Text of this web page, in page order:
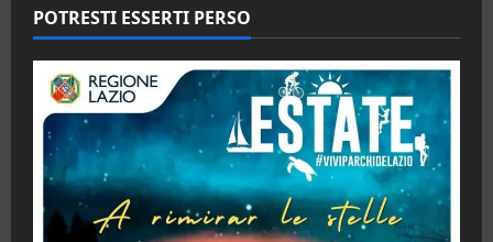
POTRESTI ESSERTI PERSO